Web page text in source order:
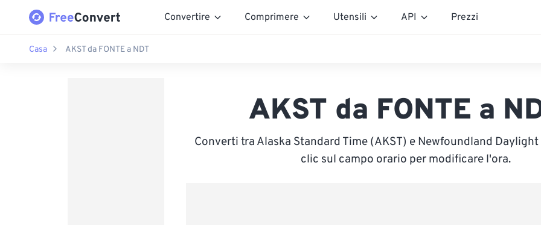
Convertire Comprimere Utensili API Prezzi
Casa AKST da FONTE a NDT
AKST da FONTE a
Converti tra Alaska Standard Time (AKST) e Newfoundland Daylight
clic sul campo orario per modificare l'ora.